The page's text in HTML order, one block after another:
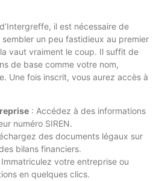
il est nécessaire de
un peu fastidieux au premier
vaut vraiment le coup. Il suffit de
de base comme votre nom,
Une fois inscrit, vous aurez accès à
: Accédez à des informations
numéro SIREN.
des documents légaux sur
bilans financiers.
Immatriculez votre entreprise ou
en quelques clics.